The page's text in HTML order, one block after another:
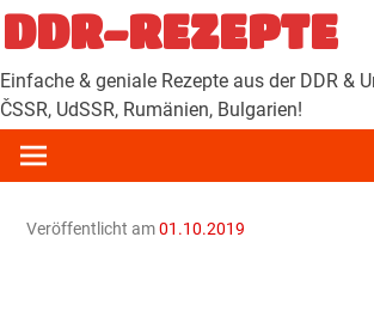
Zum
Inhalt
springen
DDR-REZEPTE
Einfache & geniale Rezepte aus der DDR &
ČSSR, UdSSR, Rumänien, Bulgarien!
Veröffentlicht am01.10.2019